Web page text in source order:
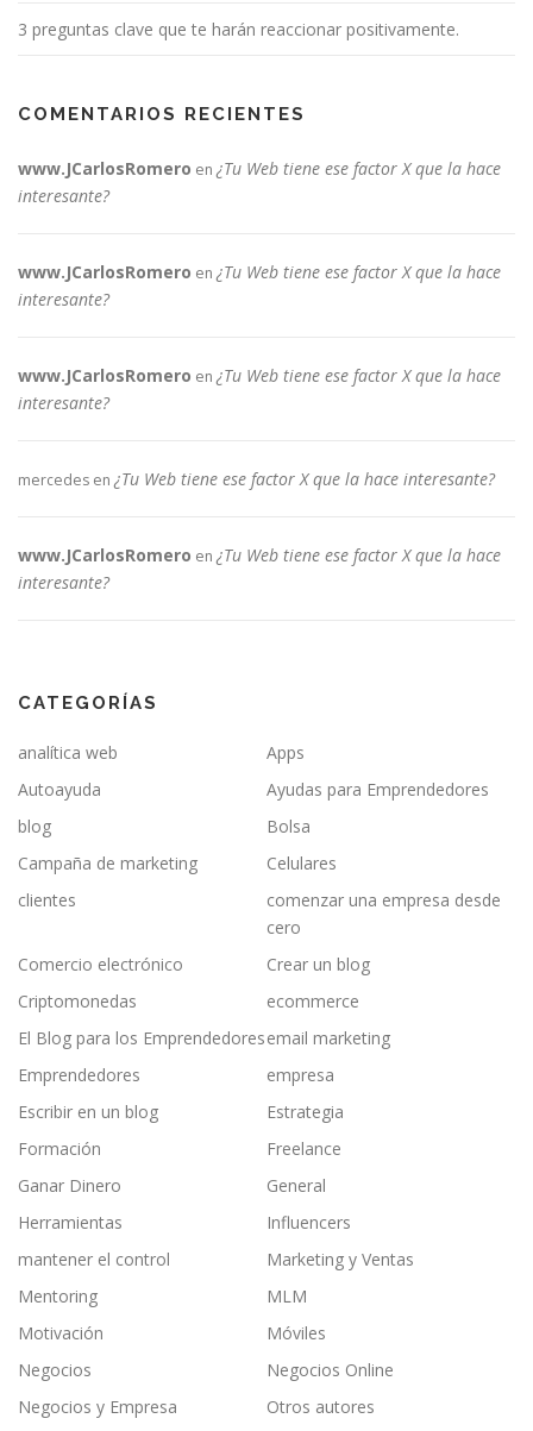
3 preguntas clave que te harán reaccionar positivamente.
COMENTARIOS RECIENTES
www.JCarlosRomero en ¿Tu Web tiene ese factor X que la hace
interesante?
www.JCarlosRomero en ¿Tu Web tiene ese factor X que la hace
interesante?
www.JCarlosRomero en ¿Tu Web tiene ese factor X que la hace
interesante?
mercedes en ¿Tu Web tiene ese factor X que la hace interesante?
www.JCarlosRomero en ¿Tu Web tiene ese factor X que la hace
interesante?
CATEGORÍAS
analítica web
Apps
Autoayuda
Ayudas para Emprendedores
blog
Bolsa
Campaña de marketing
Celulares
clientes
comenzar una empresa desde
cero
Comercio electrónico
Crear un blog
Criptomonedas
ecommerce
El Blog para los Emprendedoresemail marketing
Emprendedores
empresa
Escribir en un blog
Estrategia
Formación
Freelance
Ganar Dinero
General
Herramientas
Influencers
mantener el control
Marketing y Ventas
Mentoring
MLM
Motivación
Móviles
Negocios
Negocios Online
Negocios y Empresa
Otros autores